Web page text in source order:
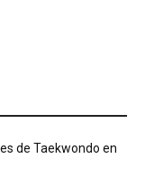
de Taekwondo en